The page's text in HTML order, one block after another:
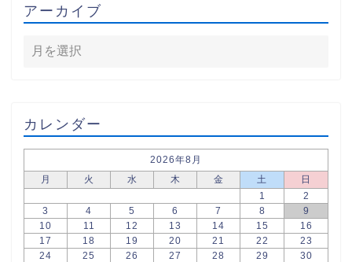
アーカイブ
カレンダー
2026年8月
月
火 水 木 金 土
日
1
2
3
4 5 6 7 8
9
10
11 12 13 14 15
16
17
18 19 20 21 22
23
24
25 26 27 28 29
30